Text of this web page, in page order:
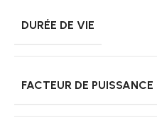
DURÉE DE VIE
FACTEUR DE PUISSANCE